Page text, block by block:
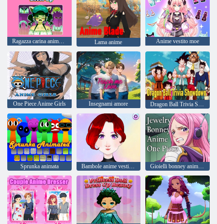
Ragazza carina anime vestita Lama anime Anime vestito moe
One Piece Anime Girls Insegnami amore Dragon Ball Trivia Showdown
Sprunka animata Bambole anime vestire i giochi Gioielli bonney anime un pezzo